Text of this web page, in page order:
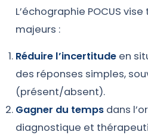
L’échographie POCUS
majeurs :
Réduire l’incertitude en
des réponses simples,
(présent/absent).
Gagner du temps dans
diagnostique et